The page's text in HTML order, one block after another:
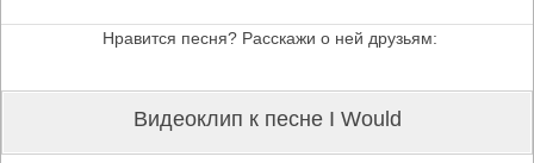
Нравится песня? Расскажи о ней друзьям:
Видеоклип к песне I Would